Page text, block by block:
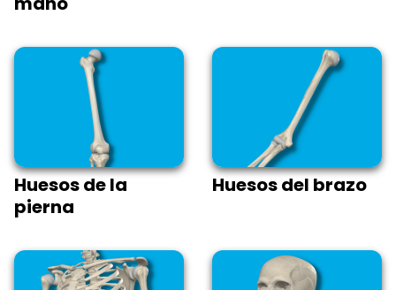
Huesos de la
pierna
Huesos del brazo